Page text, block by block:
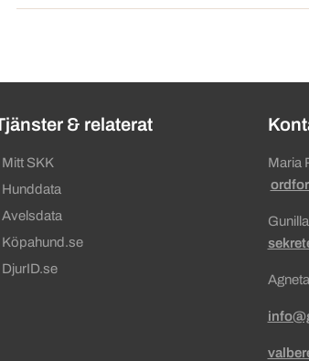
& relaterat
Mitt SKK
Hunddata
Avelsdata
Köpahund.se
DjurID.se
Maria